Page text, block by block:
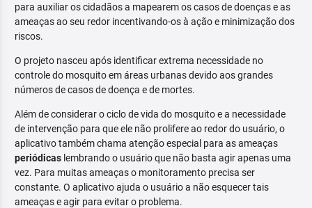
para auxiliar os cidadãos a mapearem os casos de doenças e as
ameaças ao seu redor incentivando-os à ação e minimização dos
riscos.
O projeto nasceu após identificar extrema necessidade no
controle do mosquito em áreas urbanas devido aos grandes
números de casos de doença e de mortes.
Além de considerar o ciclo de vida do mosquito e a necessidade
de intervenção para que ele não prolifere ao redor do usuário, o
aplicativo também chama atenção especial para as ameaças
periódicas lembrando o usuário que não basta agir apenas uma
vez. Para muitas ameaças o monitoramento precisa ser
constante. O aplicativo ajuda o usuário a não esquecer tais
ameaças e agir para evitar o problema.